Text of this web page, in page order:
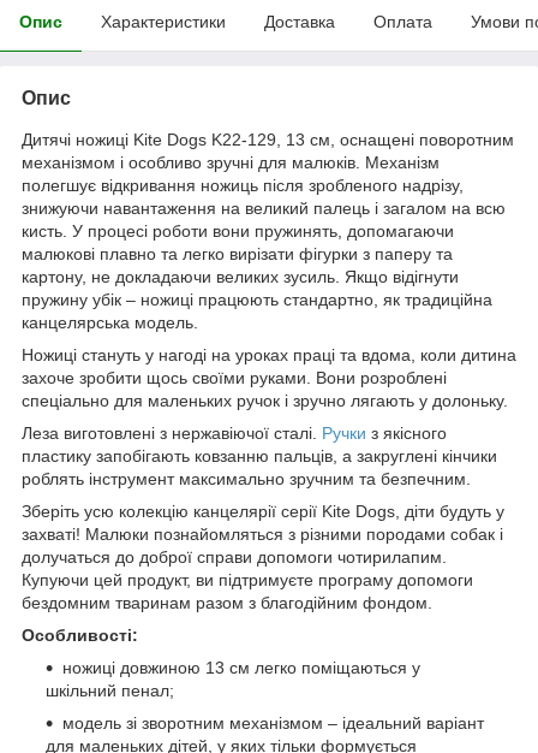
Опис Характеристики Доставка Оплата Умови
Опис
Дитячі ножиці Kite Dogs K22-129, 13 см, оснащені поворотним
механізмом і особливо зручні для малюків. Механізм
полегшує відкривання ножиць після зробленого надрізу,
знижуючи навантаження на великий палець і загалом на всю
кисть. У процесі роботи вони пружинять, допомагаючи
малюкові плавно та легко вирізати фігурки з паперу та
картону, не докладаючи великих зусиль. Якщо відігнути
пружину убік – ножиці працюють стандартно, як традиційна
канцелярська модель.
Ножиці стануть у нагоді на уроках праці та вдома, коли дитина
захоче зробити щось своїми руками. Вони розроблені
спеціально для маленьких ручок і зручно лягають у долоньку.
Леза виготовлені з нержавіючої сталі. Ручки з якісного
пластику запобігають ковзанню пальців, а закруглені кінчики
роблять інструмент максимально зручним та безпечним.
Зберіть усю колекцію канцелярії серії Kite Dogs, діти будуть у
захваті! Малюки познайомляться з різними породами собак і
долучаться до доброї справи допомоги чотирилапим.
Купуючи цей продукт, ви підтримуєте програму допомоги
бездомним тваринам разом з благодійним фондом.
Особливості:
ножиці довжиною 13 см легко поміщаються у
шкільний пенал;
модель зі зворотним механізмом – ідеальний варіант
для маленьких дітей, у яких тільки формується